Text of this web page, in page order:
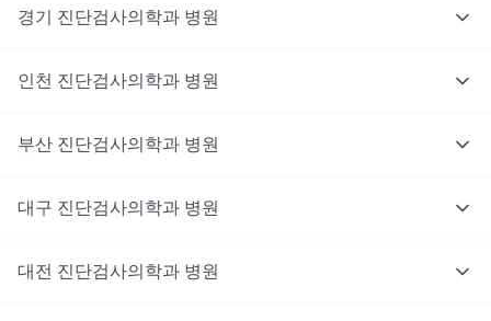
경기 진단검사의학과 병원
인천 진단검사의학과 병원
부산 진단검사의학과 병원
대구 진단검사의학과 병원
대전 진단검사의학과 병원